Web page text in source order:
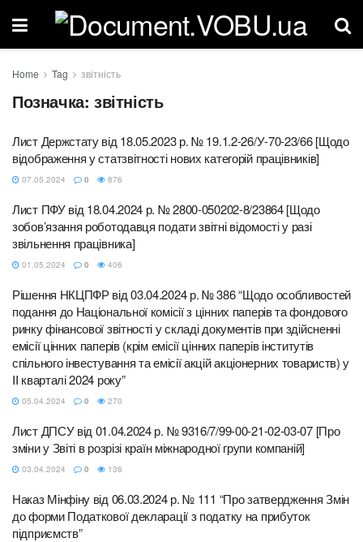
Home Tag звітність
Позначка: звітність
Лист Держстату від 18.05.2023 р. № 19.1.2-26/У-70-23/66 [Щодо
відображення у статзвітності нових категорій працівників]
07.05.2024 0 876
Лист ПФУ від 18.04.2024 р. № 2800-050202-8/23864 [Щодо
зобов’язання роботодавця подати звітні відомості у разі
звільнення працівника]
01.05.2024 0 406
Рішення НКЦПФР від 03.04.2024 р. № 386 “Щодо особливостей
подання до Національної комісії з цінних паперів та фондового
ринку фінансової звітності у складі документів при здійсненні
емісії цінних паперів (крім емісії цінних паперів інститутів
спільного інвестування та емісії акцій акціонерних товариств) у
II кварталі 2024 року”
05.04.2024 0 270
Лист ДПСУ від 01.04.2024 р. № 9316/7/99-00-21-02-03-07 [Про
зміни у Звіті в розрізі країн міжнародної групи компаній]
03.04.2024 0 136
Наказ Мінфіну від 06.03.2024 р. № 111 “Про затвердження Змін
до форми Податкової декларації з податку на прибуток
підприємств”